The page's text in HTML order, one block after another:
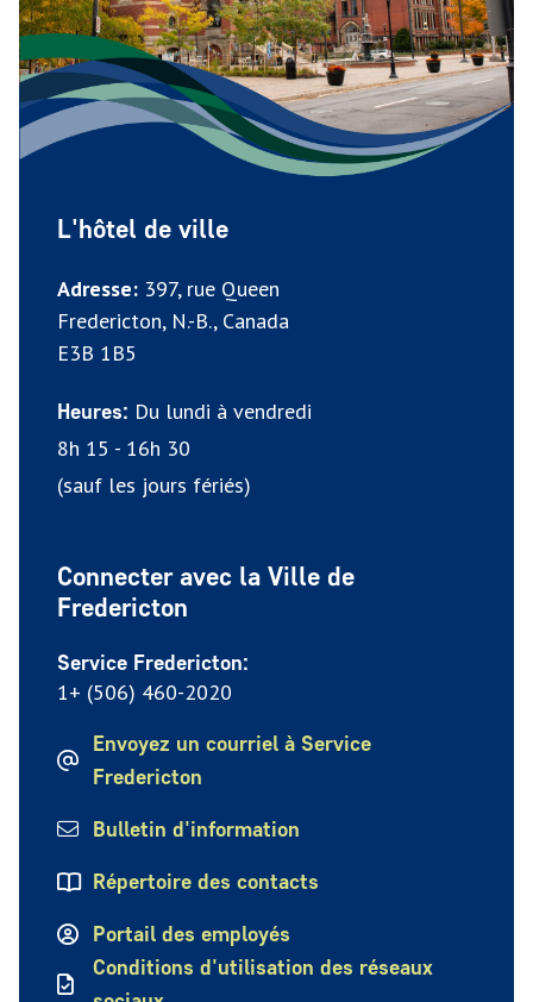
L'hôtel de ville
Adresse: 397, rue Queen
Fredericton, N.-B., Canada
E3B 1B5
Heures: Du lundi à vendredi
8h 15 - 16h 30
(sauf les jours fériés)
Connecter avec la Ville de
Fredericton
Service Fredericton:
1+ (506) 460-2020
Envoyez un courriel à Service
Fredericton
Bulletin d'information
Répertoire des contacts
Portail des employés
Conditions d'utilisation des réseaux